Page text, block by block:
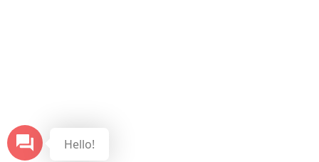
Hello!